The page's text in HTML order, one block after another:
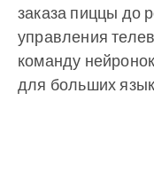
заказа пиццы до
управления
команду
для больших